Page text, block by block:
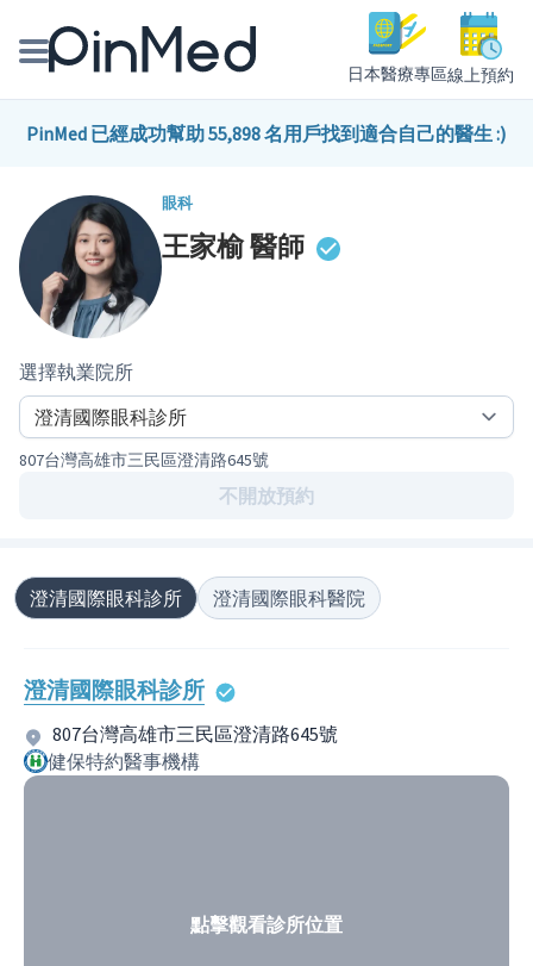
日本醫療專區線上預約
線上預約醫師、院所
醫師專欄專訪
健康主題館
PinMed 已經成功幫助 55,898 名用戶找到適合自己的醫生 :)
眼科
王家榆醫師
選擇執業院所
807台灣高雄市三民區澄清路645號
不開放預約
澄清國際眼科診所 澄清國際眼科醫院
澄清國際眼科診所
807台灣高雄市三民區澄清路645號
健保特約醫事機構
點擊觀看診所位置